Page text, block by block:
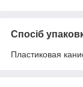
Спосіб
Пластиковая